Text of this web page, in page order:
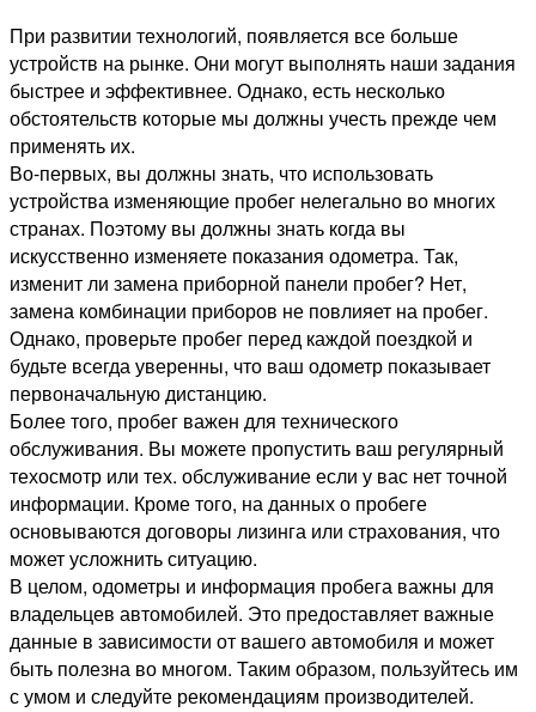
При развитии технологий, появляется все больше
устройств на рынке. Они могут выполнять наши задания
быстрее и эффективнее. Однако, есть несколько
обстоятельств которые мы должны учесть прежде чем
применять их.
Во-первых, вы должны знать, что использовать
устройства изменяющие пробег нелегально во многих
странах. Поэтому вы должны знать когда вы
искусственно изменяете показания одометра. Так,
изменит ли замена приборной панели пробег? Нет,
замена комбинации приборов не повлияет на пробег.
Однако, проверьте пробег перед каждой поездкой и
будьте всегда уверенны, что ваш одометр показывает
первоначальную дистанцию.
Более того, пробег важен для технического
обслуживания. Вы можете пропустить ваш регулярный
техосмотр или тех. обслуживание если у вас нет точной
информации. Кроме того, на данных о пробеге
основываются договоры лизинга или страхования, что
может усложнить ситуацию.
В целом, одометры и информация пробега важны для
владельцев автомобилей. Это предоставляет важные
данные в зависимости от вашего автомобиля и может
быть полезна во многом. Таким образом, пользуйтесь им
с умом и следуйте рекомендациям производителей.